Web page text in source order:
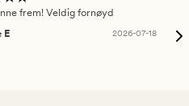
frem! Veldig fornøyd
E
2026-07-18